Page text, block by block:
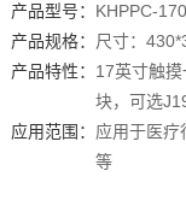
产品型号： KHPPC-
产品规格： 尺寸：
产品特性： 17英寸触
块，可选
应用范围： 应用于医疗
等